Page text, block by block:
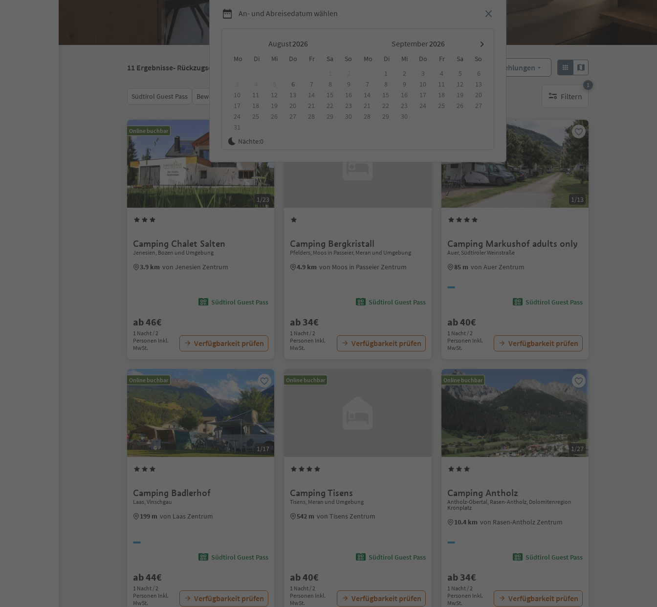
An- und Abreisedatum wählen
August September
Mo Di Mi Do Fr Sa So Mo Di Mi Do Fr Sa
So
6 7 8
9
10
11 12 13 14 15
16
17
18 19 20 21 22
23
24
25 26 27 28 29
30
31
1 2 3 4 5
6
7
8 9 10 11 12
13
14
15 16 17 18 19
20
21
22 23 24 25 26
27
28
29 30
Nächte:0
11 Ergebnisse- Rückzugsorte Empfehlungen
Südtirol Guest Pass Bewertungen Kategorie Verpflegungsart Nachhaltige Unterkunft Filtern
1
1 aktiver Filter
Online buchbar
1/23
Camping Chalet Salten
Jenesien, Bozen und Umgebung
3.9 km von Jenesien Zentrum
Südtirol Guest Pass
ab 46€
1 Nacht / 2
Personen Inkl.
MwSt.
Verfügbarkeit prüfen
Camping Bergkristall
Pfelders, Moos in Passeier, Meran und Umgebung
4.9 km von Moos in Passeier Zentrum
Südtirol Guest Pass
ab 34€
1 Nacht / 2
Personen Inkl.
MwSt.
Verfügbarkeit prüfen
1/13
Camping Markushof adults only
Auer, Südtiroler Weinstraße
85 m von Auer Zentrum
Südtirol Guest Pass
ab 40€
1 Nacht / 2
Personen Inkl.
MwSt.
Verfügbarkeit prüfen
Online buchbar
1/17
Camping Badlerhof
Laas, Vinschgau
199 m von Laas Zentrum
Südtirol Guest Pass
ab 44€
1 Nacht / 2
Personen Inkl.
MwSt.
Verfügbarkeit prüfen
Online buchbar
Camping Tisens
Tisens, Meran und Umgebung
542 m von Tisens Zentrum
Südtirol Guest Pass
ab 40€
1 Nacht / 2
Personen Inkl.
MwSt.
Verfügbarkeit prüfen
Online buchbar
1/27
Camping Antholz
Antholz-Obertal, Rasen-Antholz, Dolomitenregion
Kronplatz
10.4 km von Rasen-Antholz Zentrum
Südtirol Guest Pass
ab 34€
1 Nacht / 2
Personen Inkl.
MwSt.
Verfügbarkeit prüfen